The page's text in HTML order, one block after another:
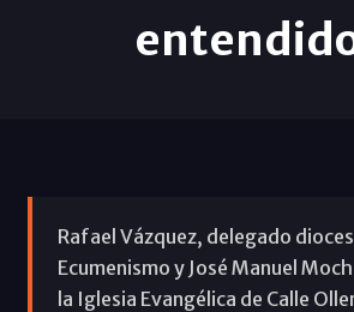
Rafael Vázquez, delegado
Ecumenismo y José Manuel
la Iglesia Evangélica de Calle